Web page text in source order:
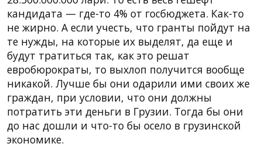
кандидата — где-то 4% от госбюджета. Как-то
не жирно. А если учесть, что гранты пойдут на
те нужды, на которые их выделят, да еще и
будут тратиться так, как это решат
евробюрократы, то выхлоп получится вообще
никакой. Лучше бы они одарили ими своих же
граждан, при условии, что они должны
потратить эти деньги в Грузии. Тогда бы они
до нас дошли и что-то бы осело в грузинской
экономике.